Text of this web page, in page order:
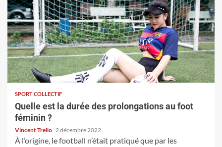
SPORT COLLECTIF
Quelle est la durée des prolongations au foot
féminin ?
Vincent Trello 2 décembre 2022
À l’origine, le football n’était pratiqué que par les